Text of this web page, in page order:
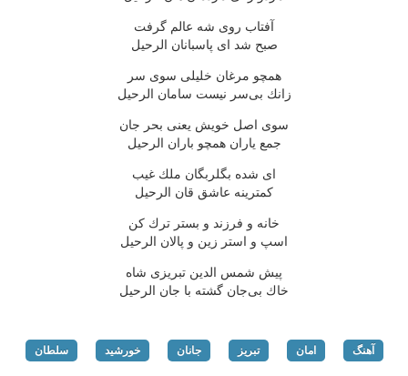
آفتاب روی شه عالم گرفت
صبح شد ای پاسبانان الرحیل
همچو مرغان خلیلی سوی سر
زانك بی‌سر نیست سامان الرحیل
سوی اصل خویش یعنی بحر جان
جمع یاران همچو باران الرحیل
ای شده بگلربگان ملك غیب
كمترینه عاشق قان الرحیل
خانه و فرزند و بستر ترك كن
اسپ و استر زین و پالان الرحیل
پیش شمس الدین تبریزی شاه
خاك بی‌جان گشته با جان الرحیل
آهنگ امان تبریز جانان خورشید سلطان